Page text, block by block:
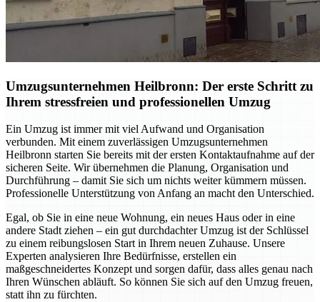
Umzugsunternehmen Heilbronn: Der erste Schritt zu
Ihrem stressfreien und professionellen Umzug
Ein Umzug ist immer mit viel Aufwand und Organisation
verbunden. Mit einem zuverlässigen Umzugsunternehmen
Heilbronn starten Sie bereits mit der ersten Kontaktaufnahme auf der
sicheren Seite. Wir übernehmen die Planung, Organisation und
Durchführung – damit Sie sich um nichts weiter kümmern müssen.
Professionelle Unterstützung von Anfang an macht den Unterschied.
Egal, ob Sie in eine neue Wohnung, ein neues Haus oder in eine
andere Stadt ziehen – ein gut durchdachter Umzug ist der Schlüssel
zu einem reibungslosen Start in Ihrem neuen Zuhause. Unsere
Experten analysieren Ihre Bedürfnisse, erstellen ein
maßgeschneidertes Konzept und sorgen dafür, dass alles genau nach
Ihren Wünschen abläuft. So können Sie sich auf den Umzug freuen,
statt ihn zu fürchten.